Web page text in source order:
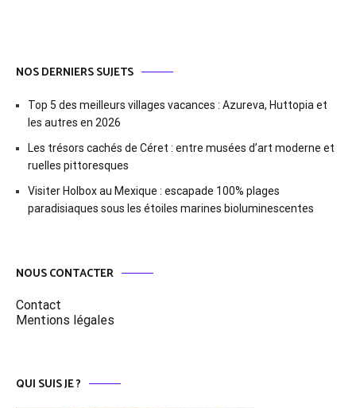
NOS DERNIERS SUJETS
Top 5 des meilleurs villages vacances : Azureva, Huttopia et
les autres en 2026
Les trésors cachés de Céret : entre musées d’art moderne et
ruelles pittoresques
Visiter Holbox au Mexique : escapade 100% plages
paradisiaques sous les étoiles marines bioluminescentes
NOUS CONTACTER
Contact
Mentions légales
QUI SUIS JE ?